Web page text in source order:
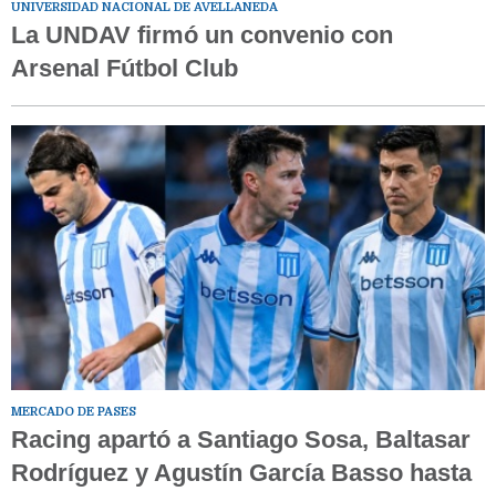
UNIVERSIDAD NACIONAL DE AVELLANEDA
La UNDAV firmó un convenio con
Arsenal Fútbol Club
MERCADO DE PASES
Racing apartó a Santiago Sosa, Baltasar
Rodríguez y Agustín García Basso hasta